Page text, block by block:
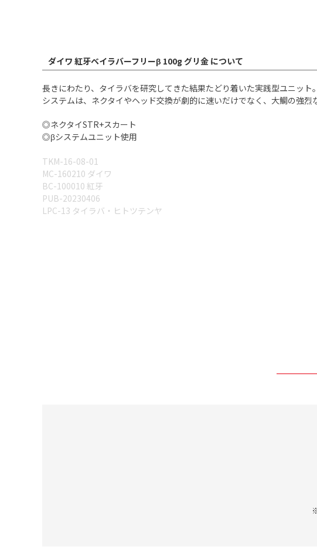
ダイワ 紅牙ベイラバーフリーβ 100g グリ金 について
長きにわたり、タイラバを研究してきた結果たどり着いた実践型ユニッ
システムは、ネクタイやヘッド交換が劇的に速いだけでなく、大鯛の強
◎ネクタイSTR+スカート
◎βシステムユニット使用
TKM-16-08-01
MC-160210 ダイワ
BC-100010 紅牙
PUB-20230406
LPC-13 タイラバ・ヒトツテンヤ